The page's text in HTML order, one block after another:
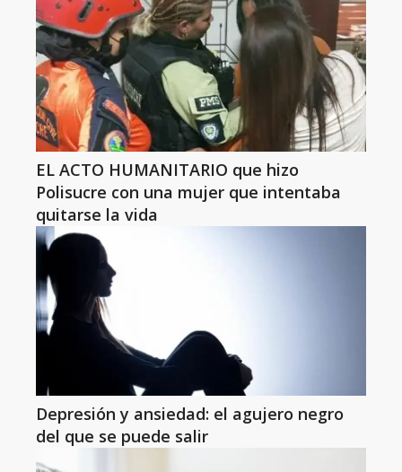
EL ACTO HUMANITARIO que hizo
Polisucre con una mujer que intentaba
quitarse la vida
Depresión y ansiedad: el agujero negro
del que se puede salir